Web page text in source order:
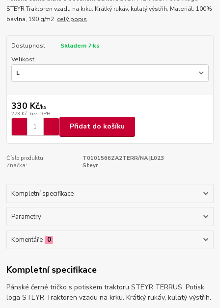
STEYR Traktoren vzadu na krku. Krátký rukáv, kulatý výstřih. Materiál: 100%
bavlna, 190 g/m2 celý popis
Dostupnost
Skladem 7 ks
Velikost
330 Kč/ks
273 Kč bez DPH
Přidat do košíku
Číslo produktu:
T0101566ZA2TERR/NA |L023
Značka:
Steyr
Kompletní specifikace
Parametry
Komentáře 0
Kompletní specifikace
Pánské černé tričko s potiskem traktoru STEYR TERRUS. Potisk
loga STEYR Traktoren vzadu na krku. Krátký rukáv, kulatý výstřih.